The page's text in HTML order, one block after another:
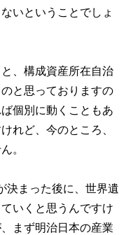
いということでしょ
、構成資産所在自治
と思っておりますの
個別に動くこともあ
れど、今のところ、
。
決まった後に、世界遺
いくと思うんですけ
まず明治日本の産業